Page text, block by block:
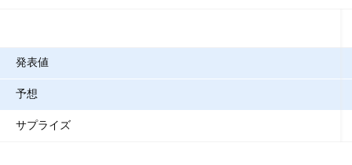
発表値
予想
サプライズ